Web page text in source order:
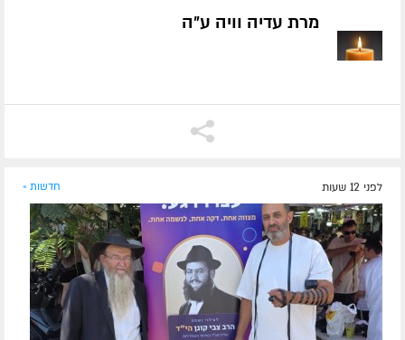
מרת עדיה וויה ע״ה
לפני 12 שעות חדשות »